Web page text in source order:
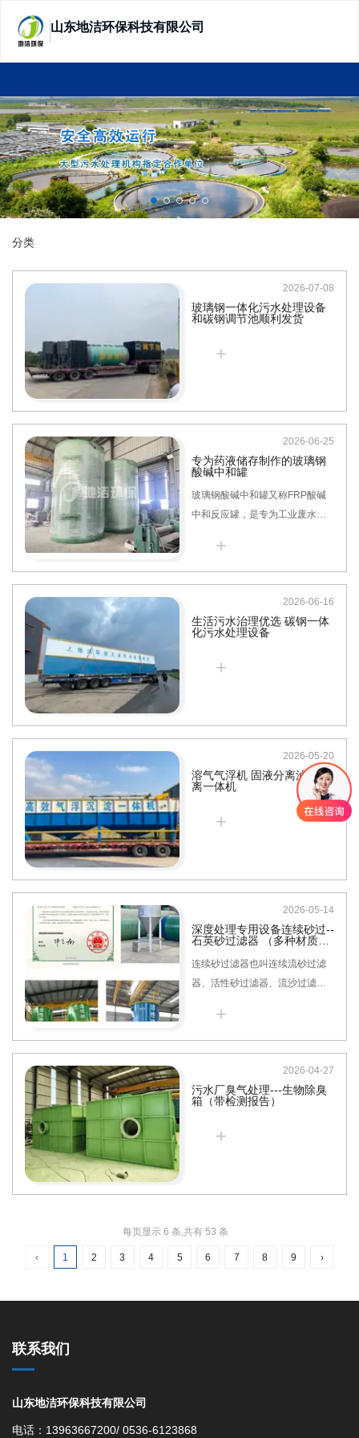
山东地洁环保科技有限公司
分类
2026-07-08
玻璃钢一体化污水处理设备
和碳钢调节池顺利发货
+
2026-06-25
专为药液储存制作的玻璃钢
酸碱中和罐
玻璃钢酸碱中和罐又称FRP酸碱
中和反应罐，是专为工业废水、
设计的一体化反应处理设备。设
备集成进水、自动加药、搅拌中
的中和调和，将水体pH值调节至
理、化工介质调和的核心专用设
相较于传统碳钢、不锈钢、塑料
蚀、渗漏生锈、结垢堵塞、使用
寿命短等行业痛点，凭借优异的
耐腐性能、轻量化结构与免维护
优势，广泛适配各类高、中、低
+
2026-06-16
生活污水治理优选 碳钢一体
化污水处理设备
+
2026-05-20
溶气气浮机 固液分离油水分
离一体机
+
2026-05-14
深度处理专用设备连续砂过--
石英砂过滤器 （多种材质可
连续砂过滤器也叫连续流砂过滤
器、活性砂过滤器、流沙过滤
备。区别于普通石英砂过滤器，
它不需要停机反冲洗，过滤、洗
物、胶体、泥沙、微量油脂，还
应用于市政污水、工业循环水、
滤设备。
+
2026-04-27
污水厂臭气处理---生物除臭
箱（带检测报告）
+
每页显示 6 条,共有 53 条
‹ 1 2 3 4 5 6 7 8 9 ›
联系我们
山东地洁环保科技有限公司
电话：13963667200/ 0536-6123868